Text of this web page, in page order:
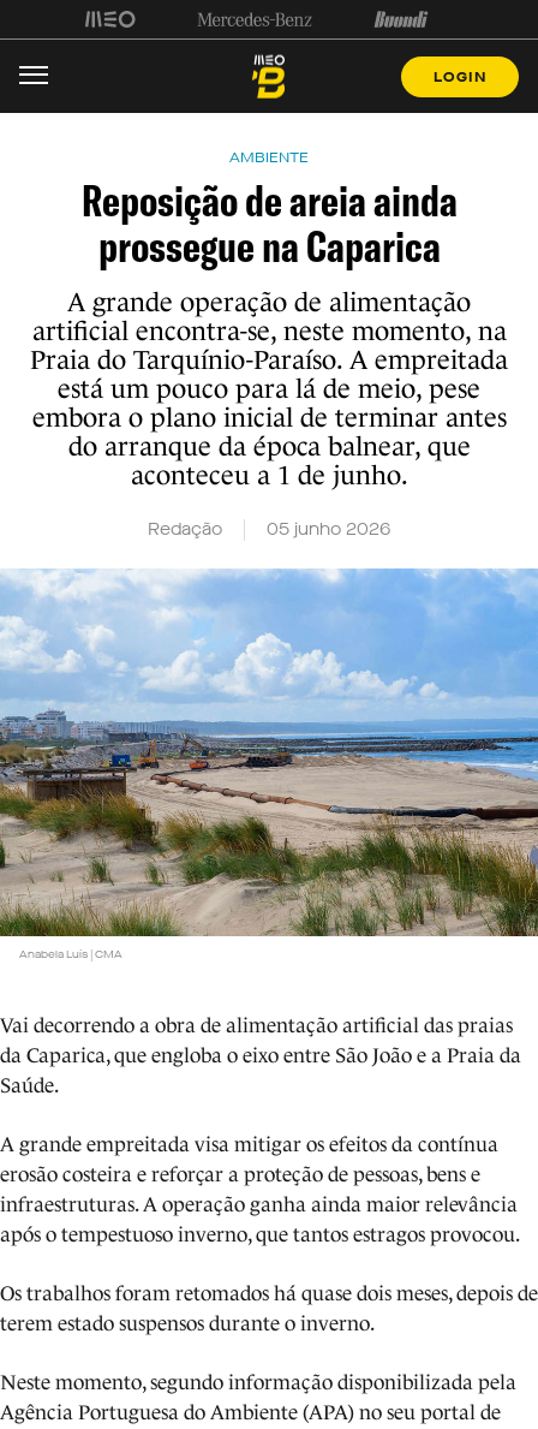
LOGIN
AMBIENTE
Reposição de areia ainda
prossegue na Caparica
A grande operação de alimentação
artificial encontra-se, neste momento, na
Praia do Tarquínio-Paraíso. A empreitada
está um pouco para lá de meio, pese
embora o plano inicial de terminar antes
do arranque da época balnear, que
aconteceu a 1 de junho.
Redação 05 junho 2026
Anabela Luís | CMA
Vai decorrendo a obra de alimentação artificial das praias
da Caparica, que engloba o eixo entre São João e a Praia da
Saúde.
A grande empreitada visa mitigar os efeitos da contínua
erosão costeira e reforçar a proteção de pessoas, bens e
infraestruturas. A operação ganha ainda maior relevância
após o tempestuoso inverno, que tantos estragos provocou.
Os trabalhos foram retomados há quase dois meses, depois de
terem estado suspensos durante o inverno.
Neste momento, segundo informação disponibilizada pela
Agência Portuguesa do Ambiente (APA) no seu portal de